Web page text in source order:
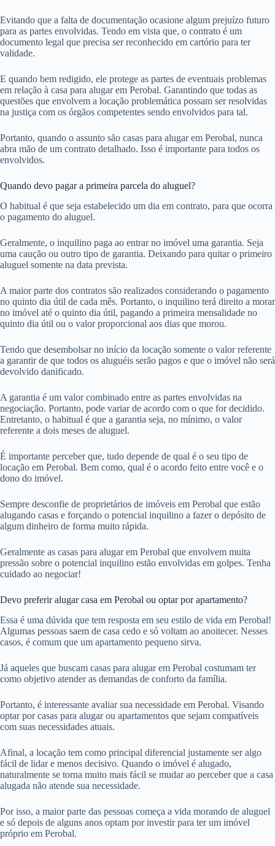
Evitando que a falta de documentação ocasione algum prejuízo futuro
para as partes envolvidas. Tendo em vista que, o contrato é um
documento legal que precisa ser reconhecido em cartório para ter
validade.
E quando bem redigido, ele protege as partes de eventuais problemas
em relação à casa para alugar em Perobal. Garantindo que todas as
questões que envolvem a locação problemática possam ser resolvidas
na justiça com os órgãos competentes sendo envolvidos para tal.
Portanto, quando o assunto são casas para alugar em Perobal, nunca
abra mão de um contrato detalhado. Isso é importante para todos os
envolvidos.
Quando devo pagar a primeira parcela do aluguel?
O habitual é que seja estabelecido um dia em contrato, para que ocorra
o pagamento do aluguel.
Geralmente, o inquilino paga ao entrar no imóvel uma garantia. Seja
uma caução ou outro tipo de garantia. Deixando para quitar o primeiro
aluguel somente na data prevista.
A maior parte dos contratos são realizados considerando o pagamento
no quinto dia útil de cada mês. Portanto, o inquilino terá direito a morar
no imóvel até o quinto dia útil, pagando a primeira mensalidade no
quinto dia útil ou o valor proporcional aos dias que morou.
Tendo que desembolsar no início da locação somente o valor referente
a garantir de que todos os aluguéis serão pagos e que o imóvel não será
devolvido danificado.
A garantia é um valor combinado entre as partes envolvidas na
negociação. Portanto, pode variar de acordo com o que for decidido.
Entretanto, o habitual é que a garantia seja, no mínimo, o valor
referente a dois meses de aluguel.
É importante perceber que, tudo depende de qual é o seu tipo de
locação em Perobal. Bem como, qual é o acordo feito entre você e o
dono do imóvel.
Sempre desconfie de proprietários de imóveis em Perobal que estão
alugando casas e forçando o potencial inquilino a fazer o depósito de
algum dinheiro de forma muito rápida.
Geralmente as casas para alugar em Perobal que envolvem muita
pressão sobre o potencial inquilino estão envolvidas em golpes. Tenha
cuidado ao negociar!
Devo preferir alugar casa em Perobal ou optar por apartamento?
Essa é uma dúvida que tem resposta em seu estilo de vida em Perobal!
Algumas pessoas saem de casa cedo e só voltam ao anoitecer. Nesses
casos, é comum que um apartamento pequeno sirva.
Já aqueles que buscam casas para alugar em Perobal costumam ter
como objetivo atender as demandas de conforto da família.
Portanto, é interessante avaliar sua necessidade em Perobal. Visando
optar por casas para alugar ou apartamentos que sejam compatíveis
com suas necessidades atuais.
Afinal, a locação tem como principal diferencial justamente ser algo
fácil de lidar e menos decisivo. Quando o imóvel é alugado,
naturalmente se torna muito mais fácil se mudar ao perceber que a casa
alugada não atende sua necessidade.
Por isso, a maior parte das pessoas começa a vida morando de aluguel
e só depois de alguns anos optam por investir para ter um imóvel
próprio em Perobal.